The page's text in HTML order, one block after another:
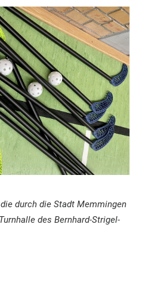
durch die Stadt Memmingen
des Bernhard-Strigel-